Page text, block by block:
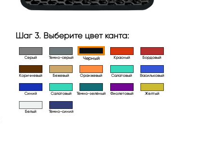
Шаг 3. Выберите цвет канта:
Серый Темно-серый Черный Красный Бордовый
Коричневый Бежевый Оранжевый Салатовый Васильковый
Синий Салатовый Тёмно-зелёный Фиолетовый Желтый
Белый Тёмно-синий